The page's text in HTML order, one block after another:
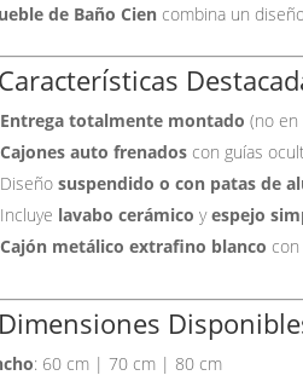
de Baño Cien combina un
Entrega totalmente montado (no en
Cajones auto frenados con guías
suspendido o con patas de
lavabo cerámico yespejo
Cajón metálico extrafino blanco
: 60 cm | 70 cm | 80 cm